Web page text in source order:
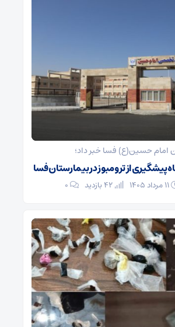
امام حسین(ع) فسا خبر داد؛
از ترومبوز در بیمارستان فسا
۰